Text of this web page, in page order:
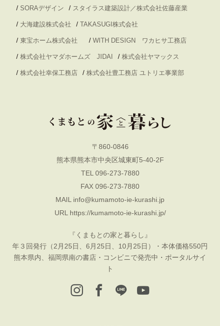
/ SORAデザイン / スタイラス建築設計／株式会社佐藤産業
/ 大海建設株式会社 / TAKASUGI株式会社
/ 東宝ホーム株式会社 / WITH DESIGN ワカヒサ工務店
/ 株式会社ヤマダホームズ JIDAI / 株式会社ヤマックス
/ 株式会社幸保工務店 / 株式会社豊工務店 ユトリエ事業部
〒860-0846
熊本県熊本市中央区城東町5-40-2F
TEL 096-273-7880
FAX 096-273-7880
MAIL info@kumamoto-ie-kurashi.jp
URL https://kumamoto-ie-kurashi.jp/
『くまもとの家と暮らし』
年３回発行（2月25日、6月25日、10月25日）・本体価格550円
熊本県内、福岡県南の書店・コンビニで発売中・ポータルサイ
ト